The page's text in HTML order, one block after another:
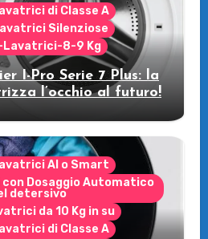
di Classe A
Silenziose
Lavatrici-8-9 Kg
I-Pro Serie 7 Plus: la
l’occhio al futuro!
AI o Smart
Dosaggio Automatico
detersivo
da 10 Kg in su
di Classe A